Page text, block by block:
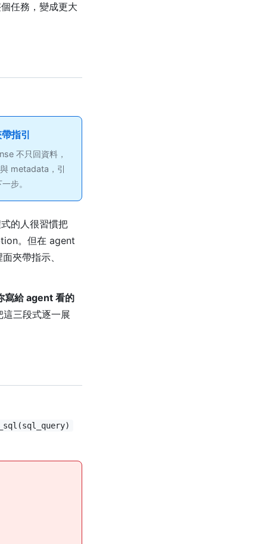
任務，變成更大
指引
不只回資料，
metadata，引
步。
的人很習慣把
。但在 agent
夾帶指示、
寫給 agent 看的
三段式逐一展